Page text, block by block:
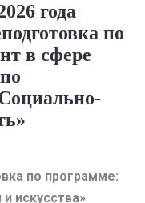
года
по
в сфере
по программе:
искусства»